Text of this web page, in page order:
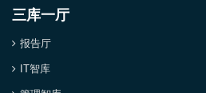
三库一厅
报告厅
IT智库